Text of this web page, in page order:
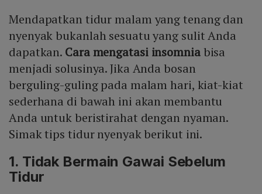
Mendapatkan tidur malam yang tenang dan
nyenyak bukanlah sesuatu yang sulit Anda
dapatkan. Cara mengatasi insomniabisa
menjadi solusinya. Jika Anda bosan
berguling-guling pada malam hari, kiat-kiat
sederhana di bawah ini akan membantu
Anda untuk beristirahat dengan nyaman.
Simak tips tidur nyenyak berikut ini.
1. Tidak Bermain Gawai Sebelum
Tidur